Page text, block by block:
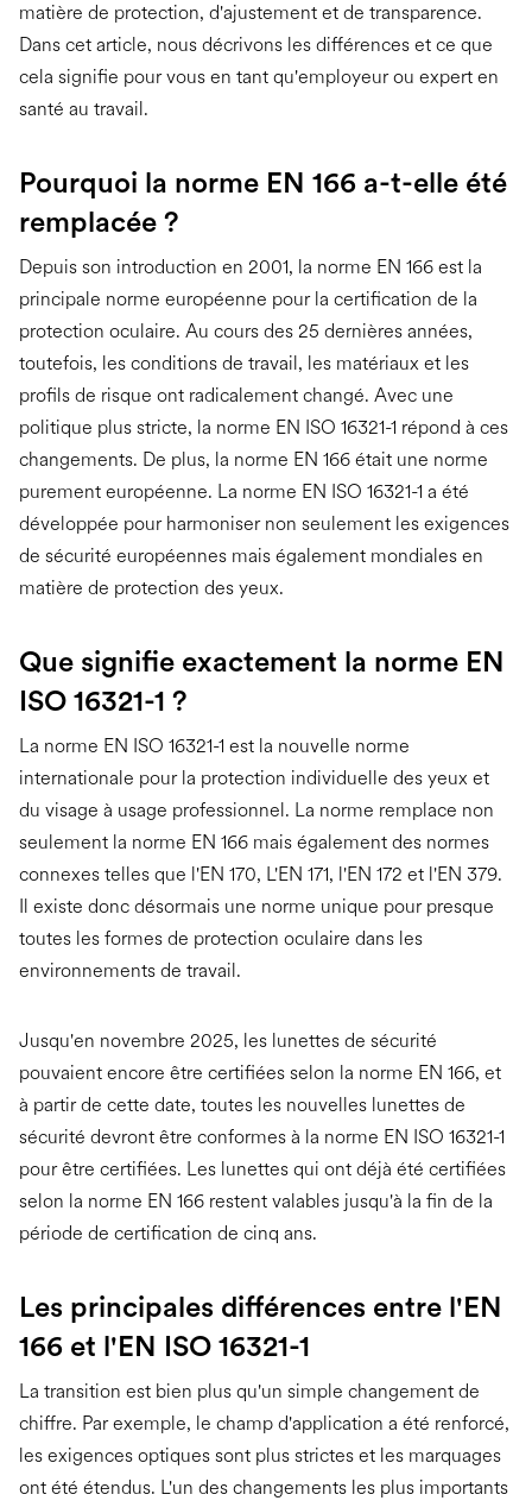
matière de protection, d'ajustement et de transparence.
Dans cet article, nous décrivons les différences et ce que
cela signifie pour vous en tant qu'employeur ou expert en
santé au travail.
Pourquoi la norme EN 166 a-t-elle été
remplacée ?
Depuis son introduction en 2001, la norme EN 166 est la
principale norme européenne pour la certification de la
protection oculaire. Au cours des 25 dernières années,
toutefois, les conditions de travail, les matériaux et les
profils de risque ont radicalement changé. Avec une
politique plus stricte, la norme EN ISO 16321-1 répond à ces
changements. De plus, la norme EN 166 était une norme
purement européenne. La norme EN ISO 16321-1 a été
développée pour harmoniser non seulement les exigences
de sécurité européennes mais également mondiales en
matière de protection des yeux.
Que signifie exactement la norme EN
ISO 16321-1 ?
La norme EN ISO 16321-1 est la nouvelle norme
internationale pour la protection individuelle des yeux et
du visage à usage professionnel. La norme remplace non
seulement la norme EN 166 mais également des normes
connexes telles que l'EN 170, L'EN 171, l'EN 172 et l'EN 379.
Il existe donc désormais une norme unique pour presque
toutes les formes de protection oculaire dans les
environnements de travail.
Jusqu'en novembre 2025, les lunettes de sécurité
pouvaient encore être certifiées selon la norme EN 166, et
à partir de cette date, toutes les nouvelles lunettes de
sécurité devront être conformes à la norme EN ISO 16321-1
pour être certifiées. Les lunettes qui ont déjà été certifiées
selon la norme EN 166 restent valables jusqu'à la fin de la
période de certification de cinq ans.
Les principales différences entre l'EN
166 et l'EN ISO 16321-1
La transition est bien plus qu'un simple changement de
chiffre. Par exemple, le champ d'application a été renforcé,
les exigences optiques sont plus strictes et les marquages
ont été étendus. L'un des changements les plus importants